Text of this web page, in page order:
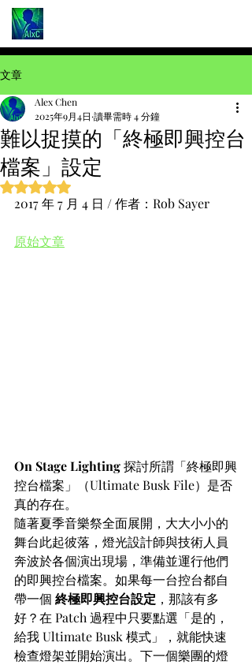
文章
難以捉摸的「終極即興控台
檔案」設定
Alex Chen
2025年9月4日 讀畢需時 4 分鐘
評等為 NaN（最高為 5 顆星）。
2017 年 7 月 4 日 / 作者：Rob Sayer
原始文章
On Stage Lighting 探討所謂「終極即興
控台檔案」（Ultimate Busk File）是否
真的存在。
隨著夏季音樂祭全面展開，大大小小的
舞台此起彼落，燈光設計師與技術人員
奔波於各個演出現場，準備並運行他們
的即興控台檔案。如果每一台控台都自
帶一個 終極即興控台設定 ，那該有多
好？在 Patch 過程中只要點選「是的，
給我 Ultimate Busk 模式」，就能快速
檢查燈架並開始演出。下一個樂團的燈